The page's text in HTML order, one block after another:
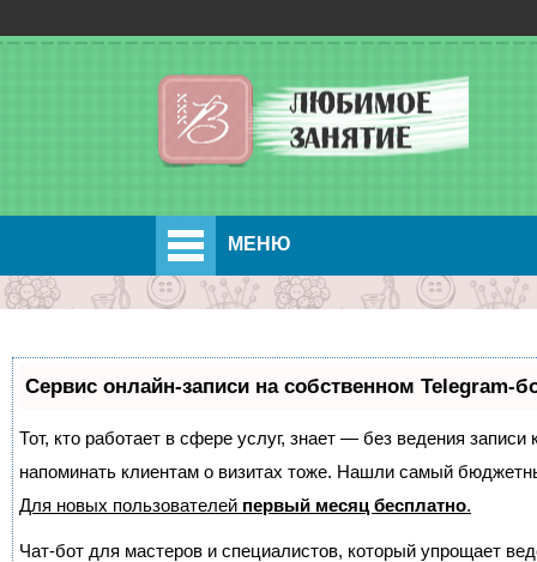
МЕНЮ
Сервис онлайн-записи на собственном Telegram-
Тот, кто работает в сфере услуг, знает — без ведения
напоминать клиентам о визитах тоже. Нашли самый
Для новых пользователей первый месяц бесплатно.
Чат-бот для мастеров и специалистов, который упрощает